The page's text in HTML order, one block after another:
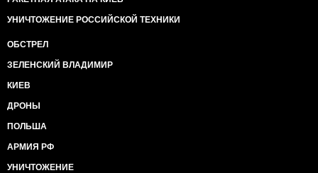
УНИЧТОЖЕНИЕ РОССИЙСКОЙ ТЕХНИКИ
ОБСТРЕЛ
ЗЕЛЕНСКИЙ ВЛАДИМИР
КИЕВ
ДРОНЫ
ПОЛЬША
АРМИЯ РФ
УНИЧТОЖЕНИЕ